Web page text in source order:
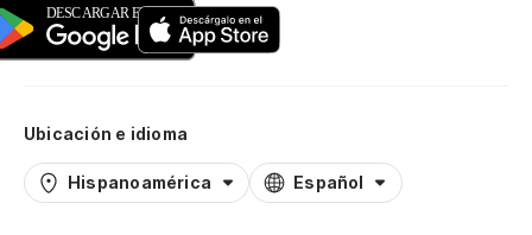
Ubicación e idioma
Hispanoamérica Español